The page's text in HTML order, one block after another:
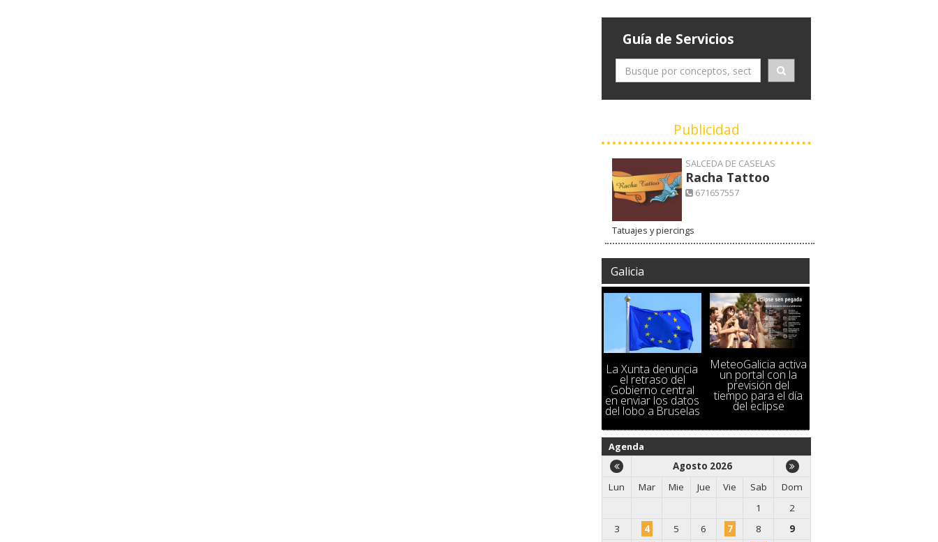
Guía de Servicios
Publicidad
SALCEDA DE CASELAS
Racha Tattoo
671657557
Tatuajes y piercings
Galicia
La Xunta denuncia
el retraso del
Gobierno central
en enviar los datos
del lobo a Bruselas
MeteoGalicia activa
un portal con la
previsión del
tiempo para el día
del eclipse
Agenda
Agosto 2026
Lun
Mar Mie Jue Vie Sab
Dom
1
2
3
4 5 6 7 8
9